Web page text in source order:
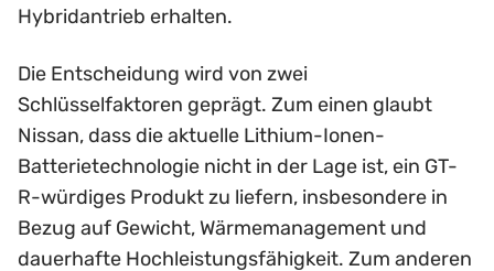
Hybridantrieb erhalten.
Die Entscheidung wird von zwei
Schlüsselfaktoren geprägt. Zum einen glaubt
Nissan, dass die aktuelle Lithium-Ionen-
Batterietechnologie nicht in der Lage ist, ein GT-
R-würdiges Produkt zu liefern, insbesondere in
Bezug auf Gewicht, Wärmemanagement und
dauerhafte Hochleistungsfähigkeit. Zum anderen